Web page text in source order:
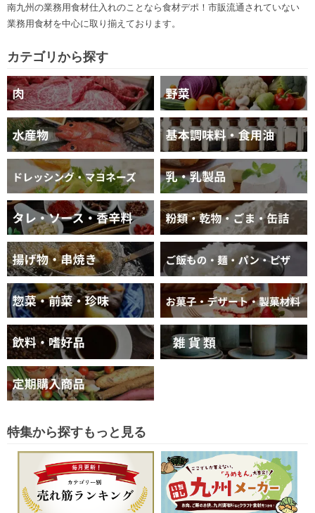
南九州の業務用食材仕入れのことなら食材デポ！市販流通されていない
業務用食材を中心に取り揃えております。
カテゴリから探す
特集から探すもっと見る